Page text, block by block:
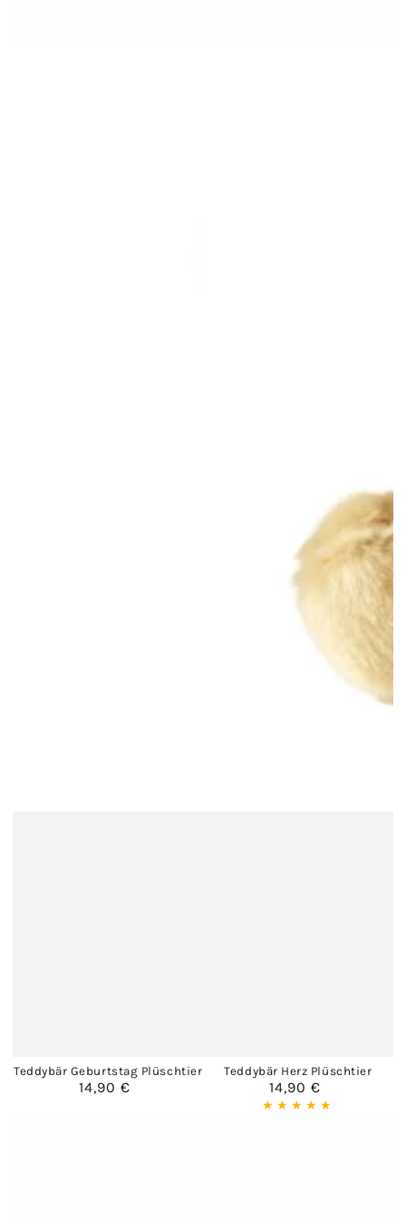
Teddybär Geburtstag Plüschtier
Regulärer
14,90 €
Teddybär Herz Plüschtier
Regulärer
Preis
14,90 €